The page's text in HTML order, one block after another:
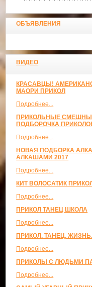
ОБЪЯВЛЕНИЯ
ВИДЕО
КРАСАВЦЫ!
МАОРИ ПРИКОЛ
Подробнее...
ПРИКОЛЬНЫЕ
ПОДБОРОЧКА
Подробнее...
НОВАЯ ПОДБОРКА
АЛКАШАМИ 2017
Подробнее...
КИТ ВОЛОСАТИК
Подробнее...
ПРИКОЛ ТАНЕЦ ШКОЛА
Подробнее...
ПРИКОЛ. ТАНЕЦ. ЖИЗНЬ.
Подробнее...
ПРИКОЛЫ С ЛЮДЬМИ
Подробнее...